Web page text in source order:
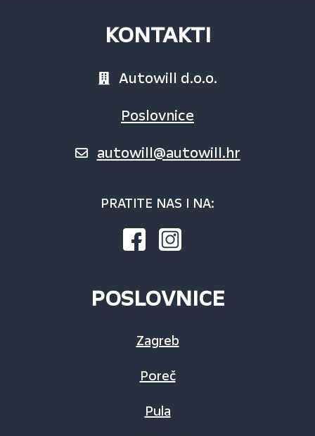
KONTAKTI
Autowill d.o.o.
Poslovnice
autowill@autowill.hr
PRATITE NAS I NA:
POSLOVNICE
Zagreb
Poreč
Pula